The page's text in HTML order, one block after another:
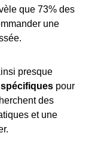
que 73% des
une
presque
pour
des
et une